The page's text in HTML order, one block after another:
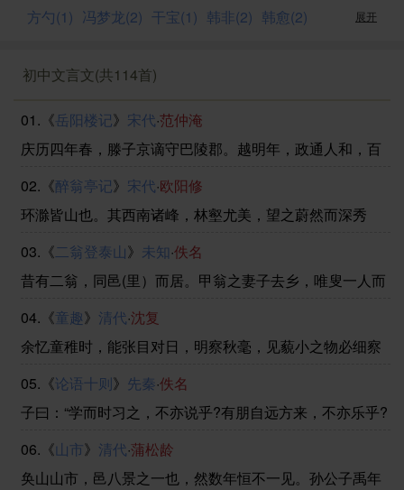
方勺(1) 冯梦龙(2) 干宝(1) 韩非(2) 韩愈(2) 展开
初中文言文(共114首)
01.《岳阳楼记》 宋代·范仲淹
庆历四年春，滕子京谪守巴陵郡。越明年，政通人和，百
上。属予作文以记之。(具通：俱)予观夫巴陵胜状，在洞
庭一湖。衔远山，吞长江，浩浩汤汤，横无际涯；朝晖
......
02.《醉翁亭记》 宋代·欧阳修
环滁皆山也。其西南诸峰，林壑尤美，望之蔚然而深秀
间者，酿泉也。峰回路转，有亭翼然临于泉上者，醉翁亭
也。作亭者谁？山之僧智仙也。名之者谁？太守自谓也。
太 ......
03.《二翁登泰山》 未知·佚名
昔有二翁，同邑(里）而居。甲翁之妻子去乡，唯叟一人而
曰：“向吾远游冀﹑雍，然（但）未尝登泰山，君有意同行
乎？”甲翁曰：“是山余亦未登，然老矣，恐力不胜 ......
04.《童趣》 清代·沈复
余忆童稚时，能张目对日，明察秋毫，见藐小之物必细察
中，心之所向，则或千或百，果然鹤也；昂首观之，项为
之强。又留蚊于素帐中，徐喷以烟，使之冲烟而飞鸣，作
......
05.《论语十则》 先秦·佚名
子曰：“学而时习之，不亦说乎?有朋自远方来，不亦乐乎?
三省吾身：为人谋而不忠乎？与朋友交而不信乎？传不习
乎？”（《学而》）子曰：“温故而知新，可以 ......
06.《山市》 清代·蒲松龄
奂山山市，邑八景之一也，然数年恒不一见。孙公子禹年